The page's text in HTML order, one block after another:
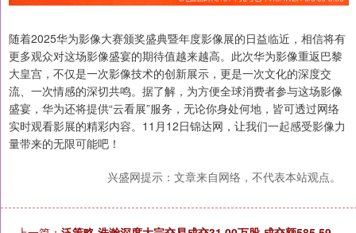
随着2025华为影像大赛颁奖盛典暨年度影像展的日益临近，相信将有
更多观众对这场影像盛宴的期待值越来越高。此次华为影像重返巴黎
大皇宫，不仅是一次影像技术的创新展示，更是一次文化的深度交
流、一次情感的深切共鸣。据了解，为方便全球消费者参与这场影像
盛宴，华为还将提供“云看展”服务，无论你身处何地，皆可透过网络
实时观看影展的精彩内容。11月12日锦达网，让我们一起感受影像力
量带来的无限可能吧！
兴盛网提示：文章来自网络，不代表本站观点。